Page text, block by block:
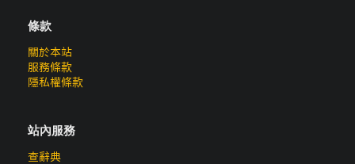
條款
關於本站
服務條款
隱私權條款
站內服務
查辭典